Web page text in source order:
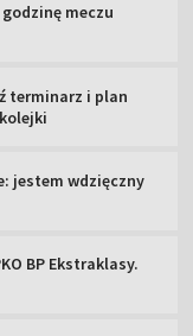
meczu
terminarz i plan
jestem wdzięczny
BP Ekstraklasy.